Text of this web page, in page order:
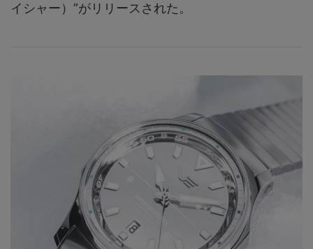
イシャー）”がリリースされた。